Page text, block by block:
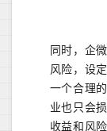
同时，企
风险，设
一个合理
业也只会
收益和风